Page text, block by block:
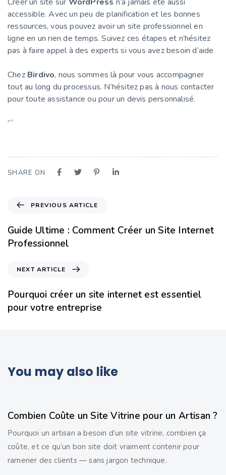
accessible. Avec un peu de planification et les bonnes
ressources, vous pouvez avoir un site professionnel en
ligne en un rien de temps. Suivez ces étapes et n’hésitez
pas à faire appel à des experts si vous avez besoin d’aide
Chez Birdivo, nous sommes là pour vous accompagner
tout au long du processus. N’hésitez pas à nous contacter
pour toute assistance ou pour un devis personnalisé.
“`
SHARE ON
PREVIOUS ARTICLE
Guide Ultime : Comment Créer un Site Internet
Professionnel
NEXT ARTICLE
Pourquoi créer un site internet est essentiel
pour votre entreprise
You may also like
Combien Coûte un Site Vitrine pour un Artisan ?
Pourquoi un artisan a besoin d’un site vitrine, combien ça
coûte, et ce qu’un bon site doit vraiment contenir pour
ramener des clients — sans jargon technique.